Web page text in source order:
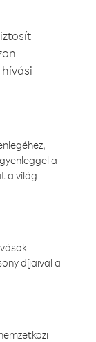
a
a világ
díjaival a